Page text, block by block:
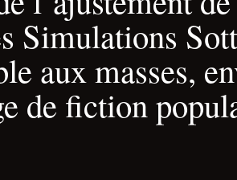
Simulations
aux masses,
de fiction